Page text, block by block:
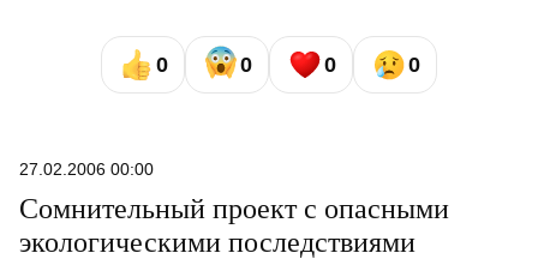
0 0 0 0
27.02.2006 00:00
Сомнительный проект с опасными
экологическими последствиями